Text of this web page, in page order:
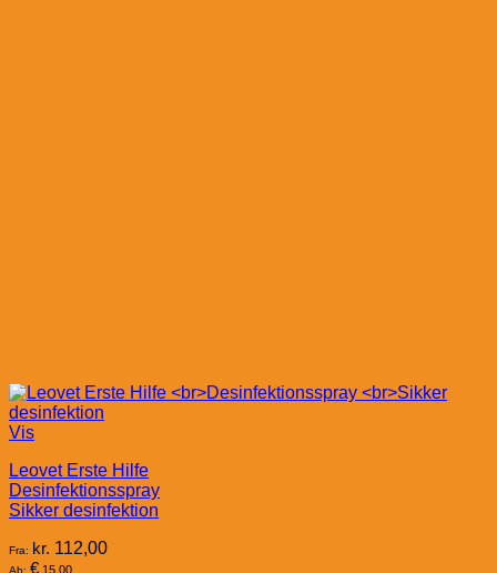
Vis
Leovet Erste Hilfe
Desinfektionsspray
Sikker desinfektion
Fra: kr. 112,00
Ab: € 15,00